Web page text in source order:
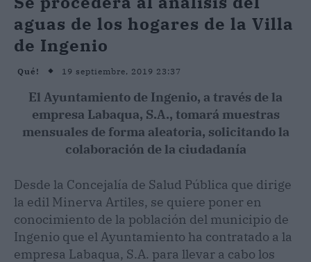
aguas de los hogares de la Villa
de Ingenio
Qué! 19 septiembre, 2019 23:37
El Ayuntamiento de Ingenio, a través de la
empresa Labaqua, S.A., tomará muestras
mensuales de forma aleatoria, solicitando la
colaboración de la ciudadanía
Desde la Concejalía de Salud Pública que dirige
la edil Minerva Artiles, se quiere poner en
conocimiento de la población del municipio de
Ingenio que el Ayuntamiento ha contratado a la
empresa Labaqua, S.A. para llevar a cabo los